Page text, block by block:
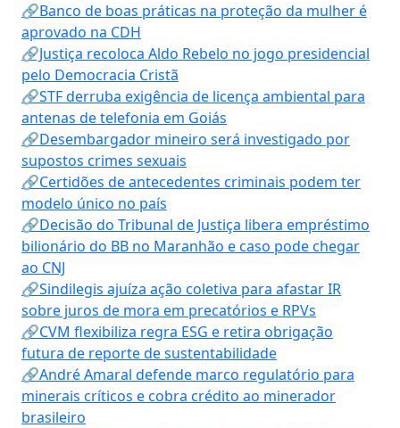
🔗Banco de boas práticas na proteção da mulher é
aprovado na CDH
🔗Justiça recoloca Aldo Rebelo no jogo presidencial
pelo Democracia Cristã
🔗STF derruba exigência de licença ambiental para
antenas de telefonia em Goiás
🔗Desembargador mineiro será investigado por
supostos crimes sexuais
🔗Certidões de antecedentes criminais podem ter
modelo único no país
🔗Decisão do Tribunal de Justiça libera empréstimo
bilionário do BB no Maranhão e caso pode chegar
ao CNJ
🔗Sindilegis ajuíza ação coletiva para afastar IR
sobre juros de mora em precatórios e RPVs
🔗CVM flexibiliza regra ESG e retira obrigação
futura de reporte de sustentabilidade
🔗André Amaral defende marco regulatório para
minerais críticos e cobra crédito ao minerador
brasileiro